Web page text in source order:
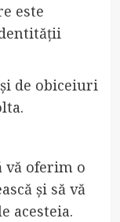
este
de obiceiuri
vă oferim o
și să vă
acesteia.